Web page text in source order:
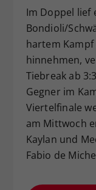
Im Doppel lief
Bondioli/
hartem Kampf
hinnehmen,
Tiebreak ab
Gegner im
Viertelfinale
am Mittwoch
Kaylan und
Fabio de